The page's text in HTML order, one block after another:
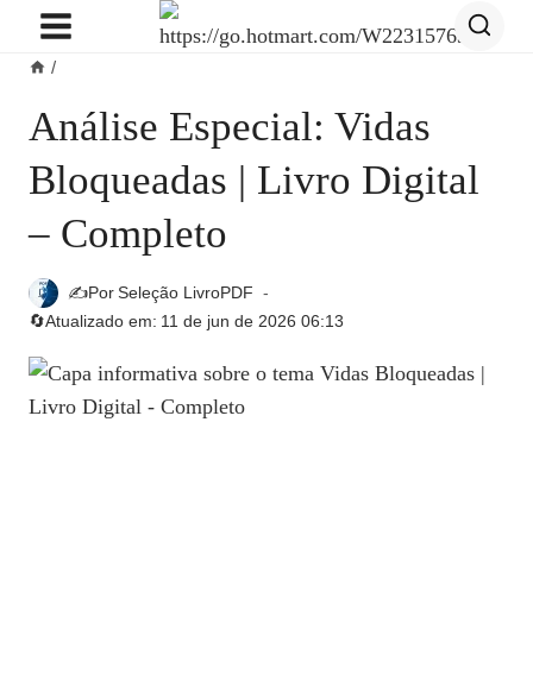
Pular
Conteúdo
/
Análise Especial: Vidas
Bloqueadas | Livro Digital
– Completo
✍️PorSeleção LivroPDF
🔄Atualizado em: 11 de jun de 2026 06:13